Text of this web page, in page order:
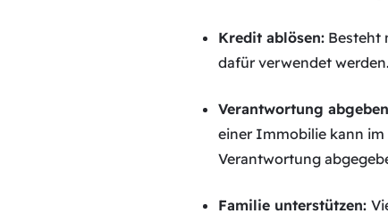
Kredit ablösen: Besteht
dafür verwendet
Verantwortung
einer Immobilie kann im
Verantwortung
Familie unterstützen: